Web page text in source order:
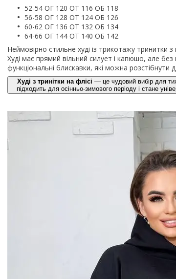
52-54 ОГ 120 ОТ 116 ОБ 118
56-58 ОГ 128 ОТ 124 ОБ 126
60-62 ОГ 136 ОТ 132 ОБ 134
64-66 ОГ 144 ОТ 140 ОБ 142
Неймовірно стильне худі із трикотажу тринитки
Худі має прямий вільний силует і капюшо, але
функціональні блискавки, які можна розстібнути
Худі з тринітки на флісі — це чудовий вибір для
підходить для осінньо-зимового періоду і стане